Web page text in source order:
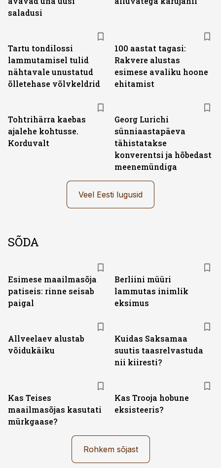
saladusi
Tartu tondilossi
lammutamisel tulid
nähtavale unustatud
õlletehase võlvkeldrid
100 aastat tagasi:
Rakvere alustas
esimese avaliku hoone
ehitamist
Tohtrihärra kaebas
ajalehe kohtusse.
Korduvalt
Georg Lurichi
sünniaastapäeva
tähistatakse
konverentsi ja hõbedast
meenemündiga
Veel Eesti lugusid
SÕDA
Esimese maailmasõja
patiseis: rinne seisab
paigal
Berliini müüri
lammutas inimlik
eksimus
Allveelaev alustab
võidukäiku
Kuidas Saksamaa
suutis taasrelvastuda
nii kiiresti?
Kas Teises
maailmasõjas kasutati
mürkgaase?
Kas Trooja hobune
eksisteeris?
Rohkem sõjast